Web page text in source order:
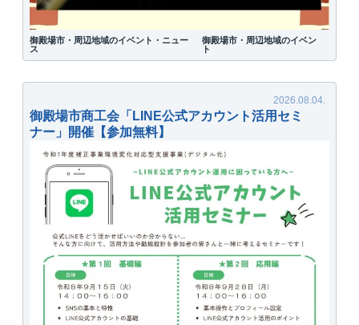
御殿場市・周辺地域のイベント・ニュー
ス
御殿場市・周辺地域のイベン
ト
御殿場市商工会「LINE公式アカウント活用セミ
ナー」開催【参加無料】